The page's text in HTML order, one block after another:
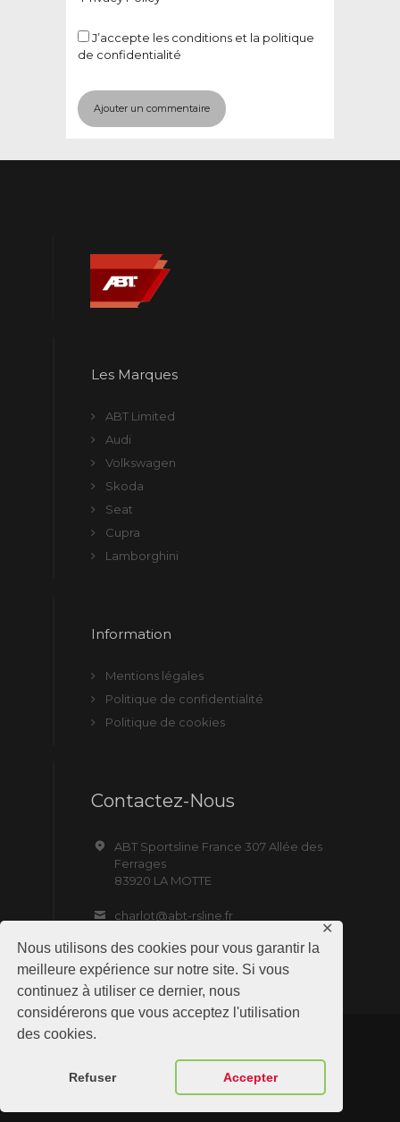
Nous utilisons des cookies pour vous garantir la
meilleure expérience sur notre site. Si vous
continuez à utiliser ce dernier, nous
considérerons que vous acceptez l'utilisation
des cookies.
Refuser Accepter
✕
J’accepte les conditions et la politique
de confidentialité
Les Marques
ABT Limited
Audi
Volkswagen
Skoda
Seat
Cupra
Lamborghini
Information
Mentions légales
Politique de confidentialité
Politique de cookies
Contactez-Nous
ABT Sportsline France 307 Allée des
Ferrages
83920 LA MOTTE
charlot@abt-rsline.fr
ABT Sportsline France © 2019 All Rights
Reserved. Site by NMD SAS